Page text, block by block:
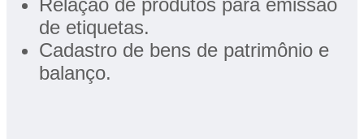
de etiquetas.
Cadastro de bens de patrimônio e
balanço.